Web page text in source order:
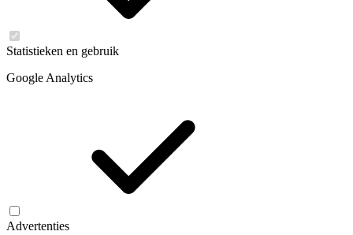
Statistieken en gebruik
Google Analytics
Advertenties